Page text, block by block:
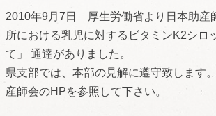
2010年9月7日 厚生労働省より日本助産
所における乳児に対するビタミンK2シロ
て」 通達がありました。
県支部では、本部の見解に遵守致します
産師会のHPを参照して下さい。